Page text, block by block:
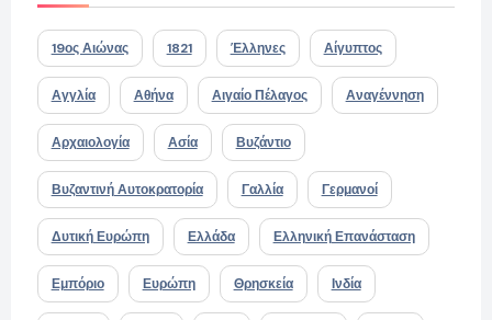
19ος Αιώνας 1821 Έλληνες Αίγυπτος
Αγγλία Αθήνα Αιγαίο Πέλαγος Αναγέννηση
Αρχαιολογία Ασία Βυζάντιο
Βυζαντινή Αυτοκρατορία Γαλλία Γερμανοί
Δυτική Ευρώπη Ελλάδα Ελληνική Επανάσταση
Εμπόριο Ευρώπη Θρησκεία Ινδία